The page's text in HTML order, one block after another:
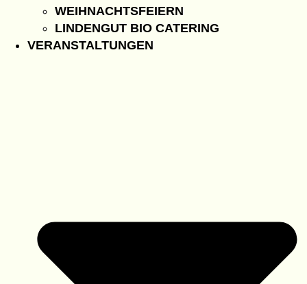
WEIHNACHTSFEIERN
LINDENGUT BIO CATERING
VERANSTALTUNGEN